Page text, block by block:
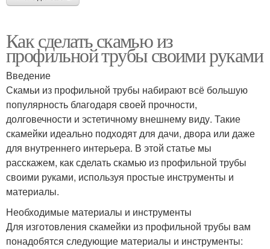
Как сделать скамью из
профильной трубы своими руками
Введение
Скамьи из профильной трубы набирают всё большую
популярность благодаря своей прочности,
долговечности и эстетичному внешнему виду. Такие
скамейки идеально подходят для дачи, двора или даже
для внутреннего интерьера. В этой статье мы
расскажем, как сделать скамью из профильной трубы
своими руками, используя простые инструменты и
материалы.
Необходимые материалы и инструменты
Для изготовления скамейки из профильной трубы вам
понадобятся следующие материалы и инструменты: